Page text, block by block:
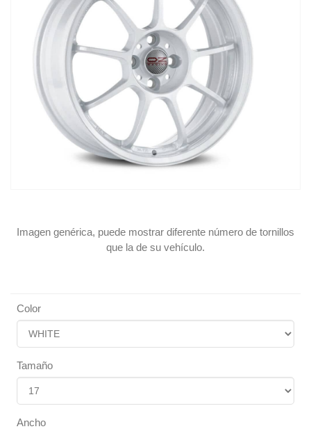
Imagen genérica, puede mostrar diferente número de tornillos
que la de su vehículo.
Color
Tamaño
Ancho